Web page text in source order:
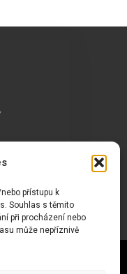
přístupu k
Souhlas s těmito
při procházení nebo
může nepříznivě